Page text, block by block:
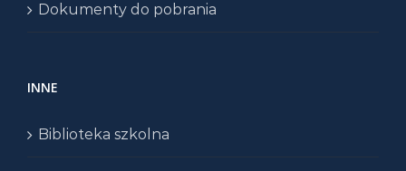
Dokumenty do pobrania
INNE
Biblioteka szkolna